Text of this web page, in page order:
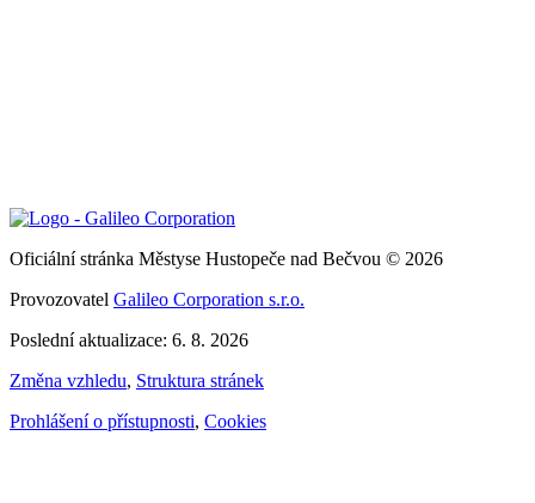
Oficiální stránka Městyse Hustopeče nad Bečvou © 2026
Provozovatel Galileo Corporation s.r.o.
Poslední aktualizace: 6. 8. 2026
Změna vzhledu, Struktura stránek
Prohlášení o přístupnosti, Cookies